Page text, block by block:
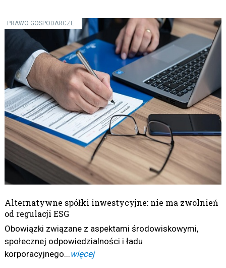
PRAWO GOSPODARCZE
Alternatywne spółki inwestycyjne: nie ma zwolnień
od regulacji ESG
Obowiązki związane z aspektami środowiskowymi,
społecznej odpowiedzialności i ładu
korporacyjnego... więcej